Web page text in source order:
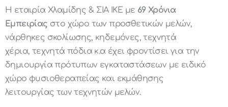
Η εταιρία Χλαμίδης & ΣΙΑ ΙΚΕ με 69 Χρόνια
Εμπειρίας στο χώρο των προσθετικών μελών,
νάρθηκες σκολίωσης, κηδεμόνες, τεχνητά
χέρια, τεχνητά πόδια κ.α έχει φροντίσει για την
δημιουργία πρότυπων εγκαταστάσεων με ειδικό
χώρο φυσιοθεραπείας και εκμάθησης
λειτουργίας των τεχνητών μελών.